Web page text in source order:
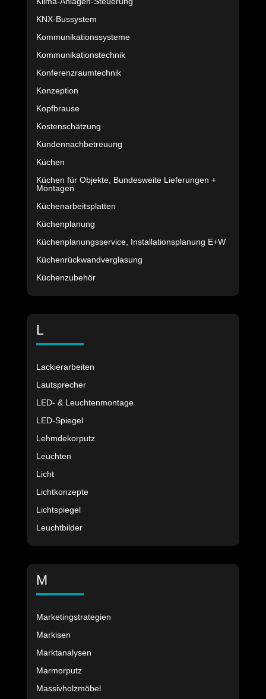
KNX-Bussystem
Kommunikationssysteme
Kommunikationstechnik
Konferenzraumtechnik
Konzeption
Kopfbrause
Kostenschätzung
Kundennachbetreuung
Küchen
Küchen für Objekte, Bundesweite Lieferungen +
Montagen
Küchenarbeitsplatten
Küchenplanung
Küchenplanungsservice, Installationsplanung E+W
Küchenrückwandverglasung
Küchenzubehör
L
Lackierarbeiten
Lautsprecher
LED- & Leuchtenmontage
LED-Spiegel
Lehmdekorputz
Leuchten
Licht
Lichtkonzepte
Lichtspiegel
Leuchtbilder
M
Marketingstrategien
Markisen
Marktanalysen
Marmorputz
Massivholzmöbel